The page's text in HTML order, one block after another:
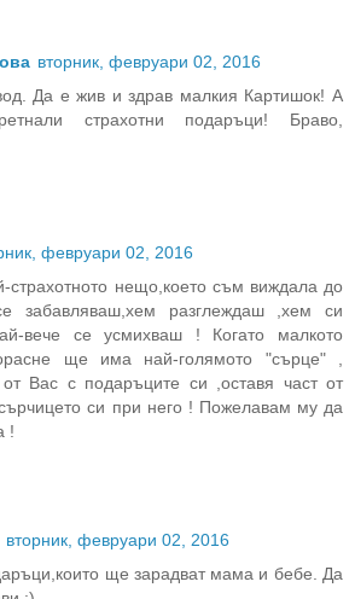
вторник, февруари 02, 2016
Да е жив и здрав малкия Картишок! А
страхотни подаръци! Браво,
февруари 02, 2016
страхотното нещо,което съм виждала до
забавляваш,хем разглеждаш ,хем си
вече се усмихваш ! Когато малкото
ще има най-голямото "сърце" ,
Вас с подаръците си ,оставя част от
си при него ! Пожелавам му да
!
вторник, февруари 02, 2016
ще зарадват мама и бебе. Да